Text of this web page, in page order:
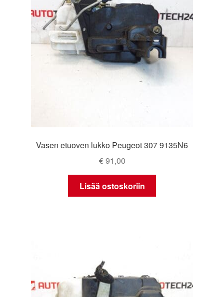
Vasen etuoven lukko Peugeot 307 9135N6
€91,00
Lisää ostoskoriin